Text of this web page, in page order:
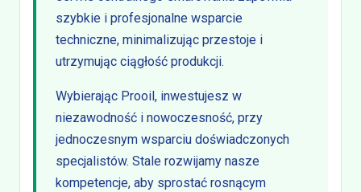
szybkie i profesjonalne wsparcie
techniczne, minimalizując przestoje i
utrzymując ciągłość produkcji.
Wybierając Prooil, inwestujesz w
niezawodność i nowoczesność, przy
jednoczesnym wsparciu doświadczonych
specjalistów. Stale rozwijamy nasze
kompetencje, aby sprostać rosnącym